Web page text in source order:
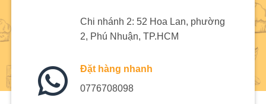
Chi nhánh 2: 52 Hoa Lan, phường
2, Phú Nhuận, TP.HCM
Đặt hàng nhanh
0776708098